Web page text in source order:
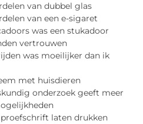
van dubbel glas
van een e-sigaret
was een stukadoor
vertrouwen
was moeilijker dan ik
met huisdieren
onderzoek geeft meer
laten drukken